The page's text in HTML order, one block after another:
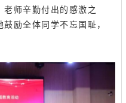
师辛勤付出的感激之
励全体同学不忘国耻，